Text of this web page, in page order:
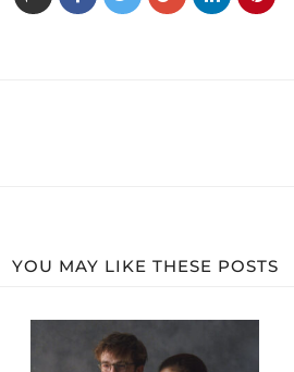
YOU MAY LIKE THESE POSTS